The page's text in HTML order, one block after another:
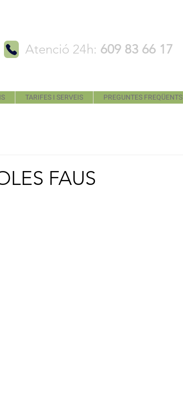
Atenció 24h: 609 83 66 17
TARIFES I SERVEIS PREGUNTES FREQÜENTS
FAUS